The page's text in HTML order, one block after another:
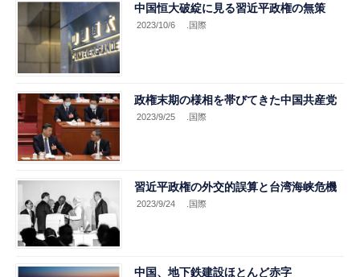
中国恒大破綻に見る習近平政権の無策
2023/10/6 .国際
政権末期の様相を帯びてきた中国共産党
2023/9/25 .国際
習近平政権の外交的誤算と台湾海峡危機
2023/9/24 .国際
中国、地下鉄建設ほとんど赤字